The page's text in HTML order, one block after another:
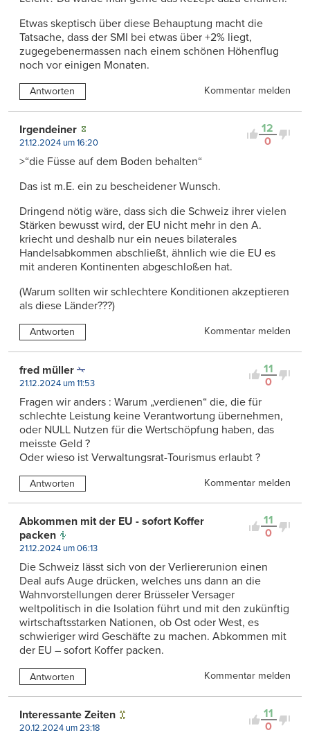
Etwas skeptisch über diese Behauptung macht die
Tatsache, dass der SMI bei etwas über +2% liegt,
zugegebenermassen nach einem schönen Höhenflug
noch vor einigen Monaten.
Antworten Kommentar melden
12
0
Irgendeiner
21.12.2024 um 16:20
>“die Füsse auf dem Boden behalten“
Das ist m.E. ein zu bescheidener Wunsch.
Dringend nötig wäre, dass sich die Schweiz ihrer vielen
Stärken bewusst wird, der EU nicht mehr in den A.
kriecht und deshalb nur ein neues bilaterales
Handelsabkommen abschließt, ähnlich wie die EU es
mit anderen Kontinenten abgeschloßen hat.
(Warum sollten wir schlechtere Konditionen akzeptieren
als diese Länder???)
Antworten Kommentar melden
11
0
fred müller
21.12.2024 um 11:53
Fragen wir anders : Warum „verdienen“ die, die für
schlechte Leistung keine Verantwortung übernehmen,
oder NULL Nutzen für die Wertschöpfung haben, das
meisste Geld ?
Oder wieso ist Verwaltungsrat-Tourismus erlaubt ?
Antworten Kommentar melden
11
0
Abkommen mit der EU - sofort Koffer
packen
21.12.2024 um 06:13
Die Schweiz lässt sich von der Verliererunion einen
Deal aufs Auge drücken, welches uns dann an die
Wahnvorstellungen derer Brüsseler Versager
weltpolitisch in die Isolation führt und mit den zukünftig
wirtschaftsstarken Nationen, ob Ost oder West, es
schwieriger wird Geschäfte zu machen. Abkommen mit
der EU – sofort Koffer packen.
Antworten Kommentar melden
11
0
Interessante Zeiten
20.12.2024 um 23:18